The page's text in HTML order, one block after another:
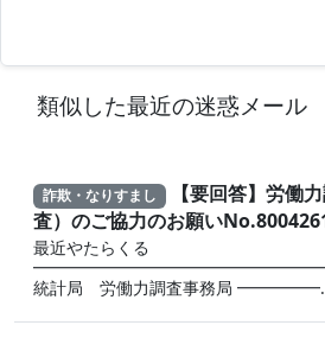
類似した最近の迷惑メール
詐欺・なりすまし 【要回答】労働
査）のご協力のお願い
最近やたらくる
統計局 労働力調査事務局